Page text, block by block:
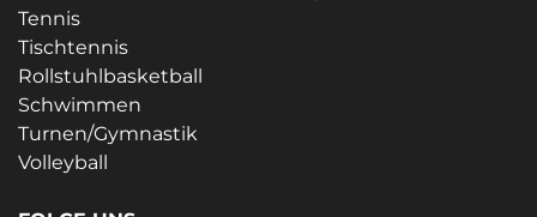
Tennis
Tischtennis
Rollstuhlbasketball
Schwimmen
Turnen/Gymnastik
Volleyball